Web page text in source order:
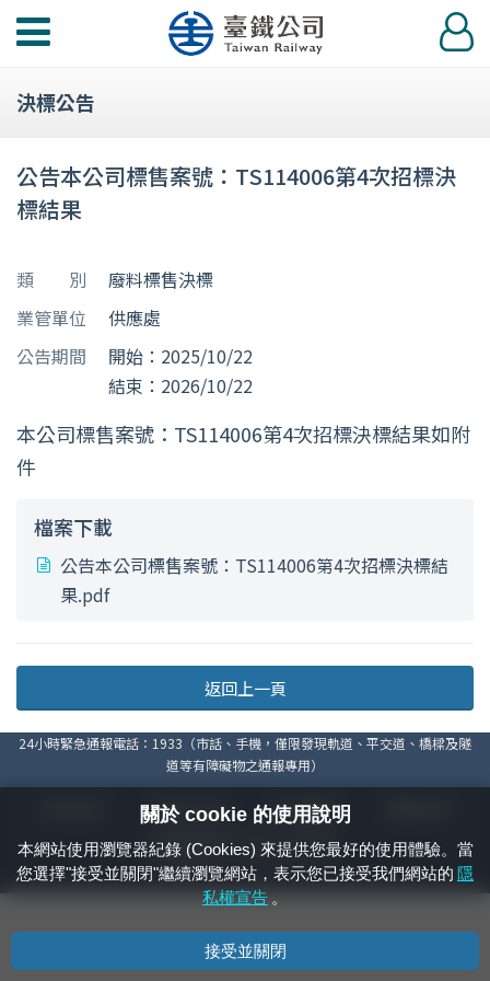
功
選
登
入
決標公告
公告本公司標售案號：TS114006第4次招標決
標結果
類 別
廢料標售決標
業管單位
供應處
公告期間
開始：2025/10/22
結束：2026/10/22
本公司標售案號：TS114006第4次招標決標結果如附
件
檔案下載
公告本公司標售案號：TS114006第4次招標決標結
果.pdf
返回上一頁
24小時緊急通報電話：1933（市話、手機，僅限發現軌道、平交道、橋樑及隧
道等有障礙物之通報專用）
資通安全政策 著作權聲明
國營臺灣鐵路股份有限公司 © 版權所有
本頁產生時間： 2026/08/08 14:53:01
關於 cookie 的使用說明
本網站使用瀏覽器紀錄 (Cookies) 來提供您最好的使用體驗。當
您選擇"接受並關閉"繼續瀏覽網站，表示您已接受我們網站的 隱
私權宣告 。
接受並關閉